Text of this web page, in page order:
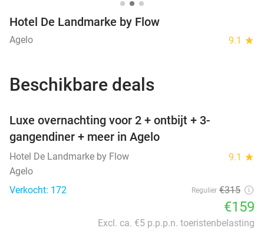
Hotel De Landmarke by Flow
Agelo 9.1 star
Beschikbare deals
Luxe overnachting voor 2 + ontbijt + 3-
gangendiner + meer in Agelo
Hotel De Landmarke by Flow 9.1 star
Agelo
Verkocht: 172
Regulier €315
€159
Excl. ca. €5 p.p.p.n. toeristenbelasting